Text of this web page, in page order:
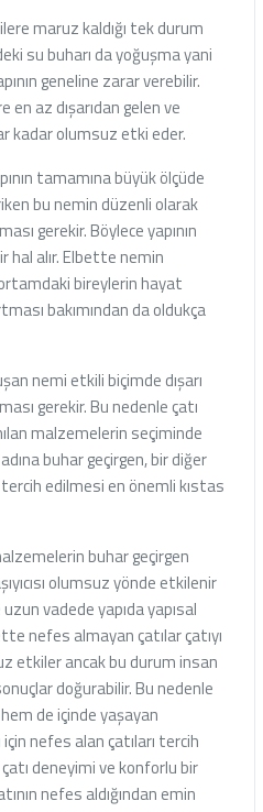
maruz kaldığı tek durum
su buharı da yoğuşma yani
geneline zarar verebilir.
az dışarıdan gelen ve
kadar olumsuz etki eder.
tamamına büyük ölçüde
bu nemin düzenli olarak
gerekir. Böylece yapının
hal alır. Elbette nemin
bireylerin hayat
bakımından da oldukça
nemi etkili biçimde dışarı
gerekir. Bu nedenle çatı
malzemelerin seçiminde
buhar geçirgen, bir diğer
edilmesi en önemli kıstas
buhar geçirgen
olumsuz yönde etkilenir
vadede yapıda yapısal
nefes almayan çatılar çatıyı
etkiler ancak bu durum insan
doğurabilir. Bu nedenle
hem de içinde yaşayan
nefes alan çatıları tercih
deneyimi ve konforlu bir
nefes aldığından emin